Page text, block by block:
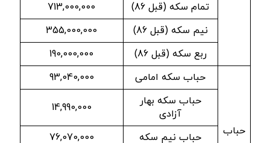
تمام سکه (قبل 86)
713,000,000
نیم سکه (قبل 86)
355,000,000
ربع سکه (قبل 86)
190,000,000
حباب
حباب سکه امامی
93,040,000
حباب سکه بهار
آزادی
14,990,000
حباب نیم سکه 76,070,000